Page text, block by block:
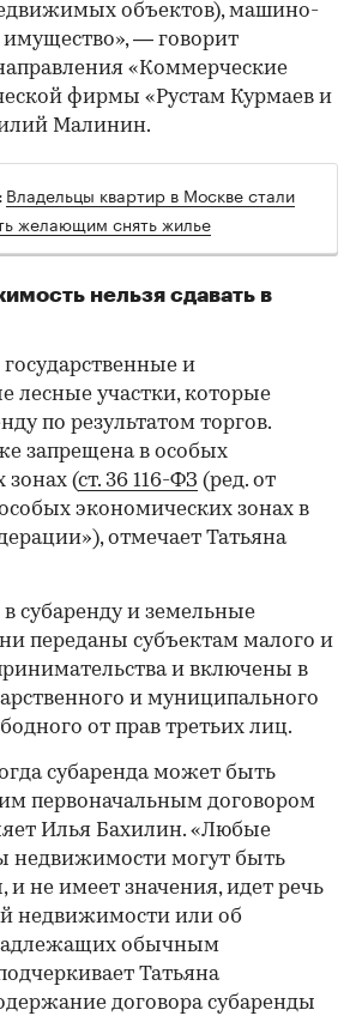
объектов), машино-
имущество», — говорит
«Коммерческие
фирмы «Рустам Курмаев и
Малинин.
Владельцы квартир в Москве стали
желающим снять жилье
нельзя сдавать в
и
лесные участки, которые
по результатом торгов.
запрещена в особых
зонах (ст. 36 116-ФЗ (ред. от
экономических зонах в
отмечает Татьяна
в субаренду и земельные
переданы субъектам малого и
и включены в
и муниципального
от прав третьих лиц.
субаренда может быть
первоначальным договором
Илья Бахилин. «Любые
недвижимости могут быть
и не имеет значения, идет речь
недвижимости или об
обычным
Татьяна
договора субаренды